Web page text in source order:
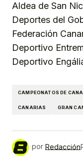
Aldea de San
Deportes del
Federación
Deportivo
Deportivo
CAMPEONATOS DE
CANARIAS GRAN
por Redacción